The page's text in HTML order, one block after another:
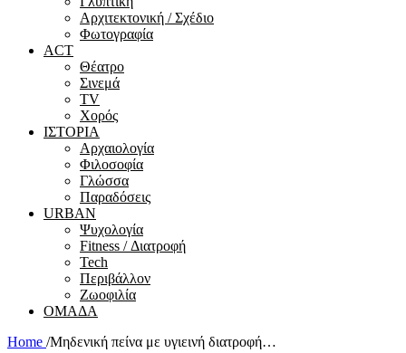
Αρχιτεκτονική / Σχέδιο
Φωτογραφία
ACT
Θέατρο
Σινεμά
ΤV
Χορός
ΙΣΤΟΡΙΑ
Αρχαιολογία
Φιλοσοφία
Γλώσσα
Παραδόσεις
URBAN
Ψυχολογία
Fitness / Διατροφή
Tech
Περιβάλλον
Ζωοφιλία
ΟΜΑΔΑ
Home /Μηδενική πείνα με υγιεινή διατροφή…